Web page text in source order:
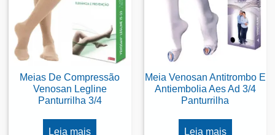
Meias De Compressão
Venosan Legline
Panturrilha 3/4
Leia mais
Meia Venosan Antitrombo E
Antiembolia Aes Ad 3/4
Panturrilha
Leia mais